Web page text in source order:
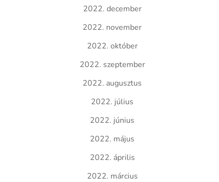
2022. december
2022. november
2022. október
2022. szeptember
2022. augusztus
2022. július
2022. június
2022. május
2022. április
2022. március